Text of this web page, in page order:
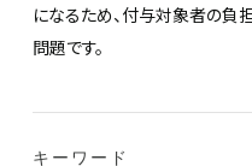
になるため、付与対象者の負
問題です。
キーワード